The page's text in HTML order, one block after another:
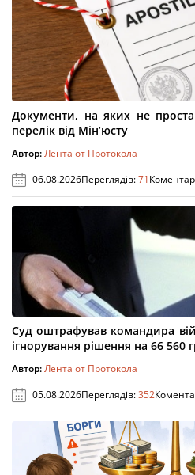
Документи, на яких не
перелік від Мін’юсту
Автор:Лента от Протокола
06.08.2026Переглядів:71
Суд оштрафував командира
ігнорування рішення на 66 560
Автор:Лента от Протокола
05.08.2026Переглядів:352